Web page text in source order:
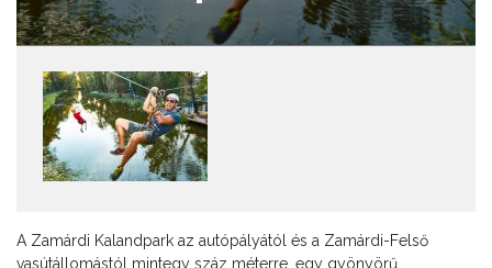
A Zamárdi Kalandpark az autópályától és a Zamárdi-Felső
vasútállomástól mintegy száz méterre, egy gyönyörű,